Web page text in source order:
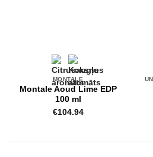
MONTALE
Montale Aoud Lime EDP
100 ml
€104.94